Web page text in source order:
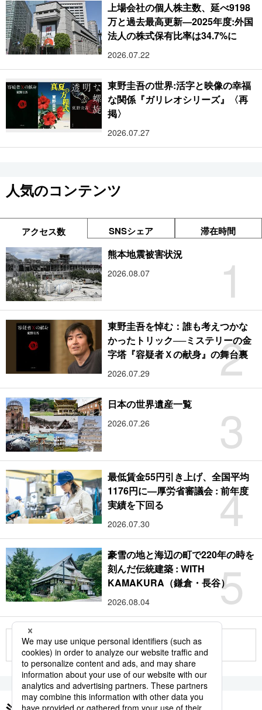
上場会社の個人株主数、延べ9198
万と過去最高更新―2025年度:外国
法人の株式保有比率は34.7%に
2026.07.22
東野圭吾の世界:活字と映像の幸福
な関係『ガリレオシリーズ』〈再
掲〉
2026.07.27
人気のコンテンツ
アクセス数 SNSシェア 滞在時間
1
熊本地震被害状況
2026.08.07
2
東野圭吾を悼む：誰も考えつかな
かったトリック──ミステリーの金
字塔『容疑者Ｘの献身』の舞台裏
2026.07.29
3
日本の世界遺産一覧
2026.07.26
4
最低賃金55円引き上げ、全国平均
1176円に―厚労省審議会 : 前年度
実績を下回る
2026.07.30
5
豪雪の地と海辺の町で220年の時を
刻んだ伝統建築 : WITH
KAMAKURA（鎌倉・長谷）
2026.08.04
もっと見る